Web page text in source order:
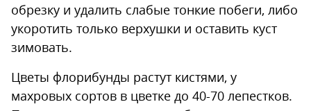
обрезку и удалить слабые тонкие побеги, либо
укоротить только верхушки и оставить куст
зимовать.
Цветы флорибунды растут кистями, у
махровых сортов в цветке до 40-70 лепестков.